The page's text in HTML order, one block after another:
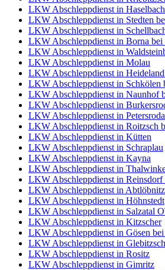
LKW Abschleppdienst in
LKW Abschleppdienst in Stedten
LKW Abschleppdienst in
LKW Abschleppdienst in Borna
LKW Abschleppdienst in
LKW Abschleppdienst in Molau
LKW Abschleppdienst in
LKW Abschleppdienst in Schkölen
LKW Abschleppdienst in Naunhof
LKW Abschleppdienst in
LKW Abschleppdienst in Petersroda
LKW Abschleppdienst in Roitzsch
LKW Abschleppdienst in Kütten
LKW Abschleppdienst in Schraplau
LKW Abschleppdienst in Kayna
LKW Abschleppdienst in
LKW Abschleppdienst in Reinsdorf
LKW Abschleppdienst in Abtlöbnitz
LKW Abschleppdienst in Höhnstedt
LKW Abschleppdienst in Salzatal
LKW Abschleppdienst in Kitzscher
LKW Abschleppdienst in Gösen bei
LKW Abschleppdienst in Glebitzsch
LKW Abschleppdienst in Rositz
LKW Abschleppdienst in Gimritz